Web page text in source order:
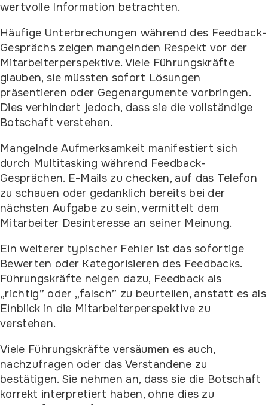
wertvolle Information betrachten.
Häufige Unterbrechungen während des Feedback-
Gesprächs zeigen mangelnden Respekt vor der
Mitarbeiterperspektive. Viele Führungskräfte
glauben, sie müssten sofort Lösungen
präsentieren oder Gegenargumente vorbringen.
Dies verhindert jedoch, dass sie die vollständige
Botschaft verstehen.
Mangelnde Aufmerksamkeit manifestiert sich
durch Multitasking während Feedback-
Gesprächen. E-Mails zu checken, auf das Telefon
zu schauen oder gedanklich bereits bei der
nächsten Aufgabe zu sein, vermittelt dem
Mitarbeiter Desinteresse an seiner Meinung.
Ein weiterer typischer Fehler ist das sofortige
Bewerten oder Kategorisieren des Feedbacks.
Führungskräfte neigen dazu, Feedback als
„richtig” oder „falsch” zu beurteilen, anstatt es als
Einblick in die Mitarbeiterperspektive zu
verstehen.
Viele Führungskräfte versäumen es auch,
nachzufragen oder das Verstandene zu
bestätigen. Sie nehmen an, dass sie die Botschaft
korrekt interpretiert haben, ohne dies zu